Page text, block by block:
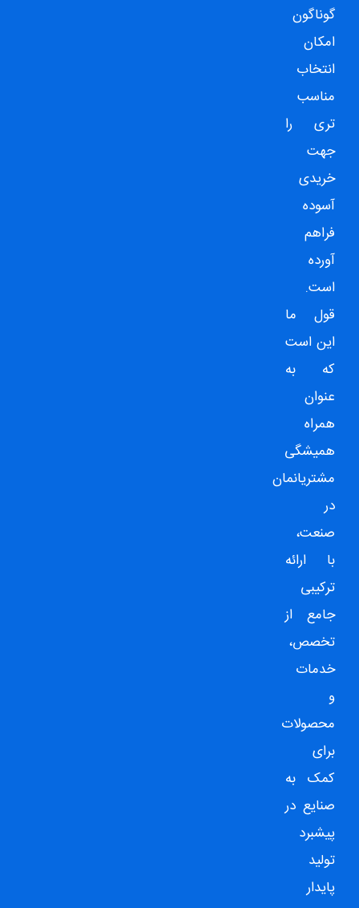
گوناگون
امکان
انتخاب
مناسب
تری را
جهت
خریدی
آسوده
فراهم
آورده
است.
قول ما
این است
که به
عنوان
همراه
همیشگی
مشتریانمان
در
صنعت،
با ارائه
ترکیبی
جامع از
تخصص،
خدمات
و
محصولات
برای
کمک به
صنایع در
پیشبرد
تولید
پایدار